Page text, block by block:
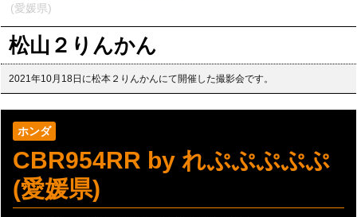
(愛媛県)
松山２りんかん
2021年10月18日に松本２りんかんにて開催した撮影会です。
ホンダ
CBR954RR by れぷぷぷぷぷ
(愛媛県)